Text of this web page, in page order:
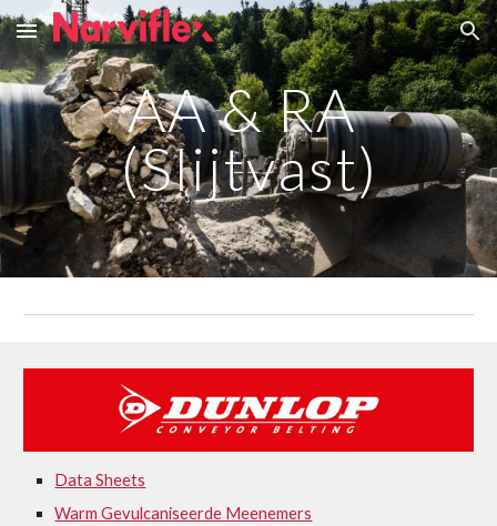
Skip to main content Skip to navigation
AA & RA
(Slijtvast)
Data Sheets
Warm Gevulcaniseerde Meenemers